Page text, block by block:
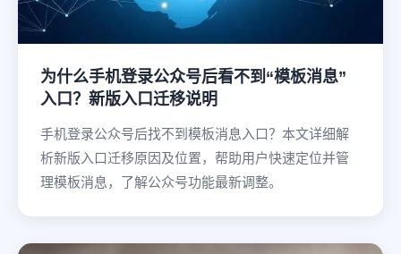
为什么手机登录公众号后看不到“模板消息”
入口？新版入口迁移说明
手机登录公众号后找不到模板消息入口？本文详细解
析新版入口迁移原因及位置，帮助用户快速定位并管
理模板消息，了解公众号功能最新调整。